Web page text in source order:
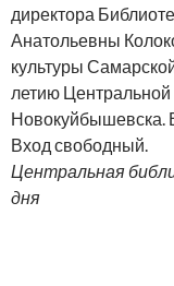
директора
Анатольевны
культуры
летию
Новокуйбышевска.
Вход свободный.
Центральная
дня